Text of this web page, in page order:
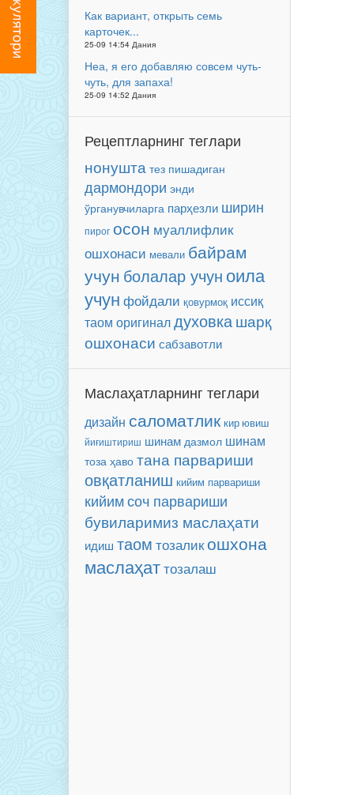
Как вариант, открыть семь
карточек...
25-09 14:54 Дания
Неа, я его добавляю совсем чуть-
чуть, для запаха!
25-09 14:52 Дания
Рецептларнинг теглари
нонушта тез пишадиган
дармондори энди
ўрганувчиларга парҳезли ширин
пирог осон муаллифлик
ошхонаси мевали байрам
учун болалар учун оила
учун фойдали қовурмоқ иссиқ
таом оригиналдуховкашарқ
ошхонаси сабзавотли
Маслаҳатларнинг теглари
дизайн саломатлик кир ювиш
йиғиштириш шинам дазмол шинам
тоза ҳаво тана парвариши
овқатланиш кийим парвариши
кийимсоч парвариши
бувиларимиз маслаҳати
идиш таом тозалик ошхона
маслаҳаттозалаш